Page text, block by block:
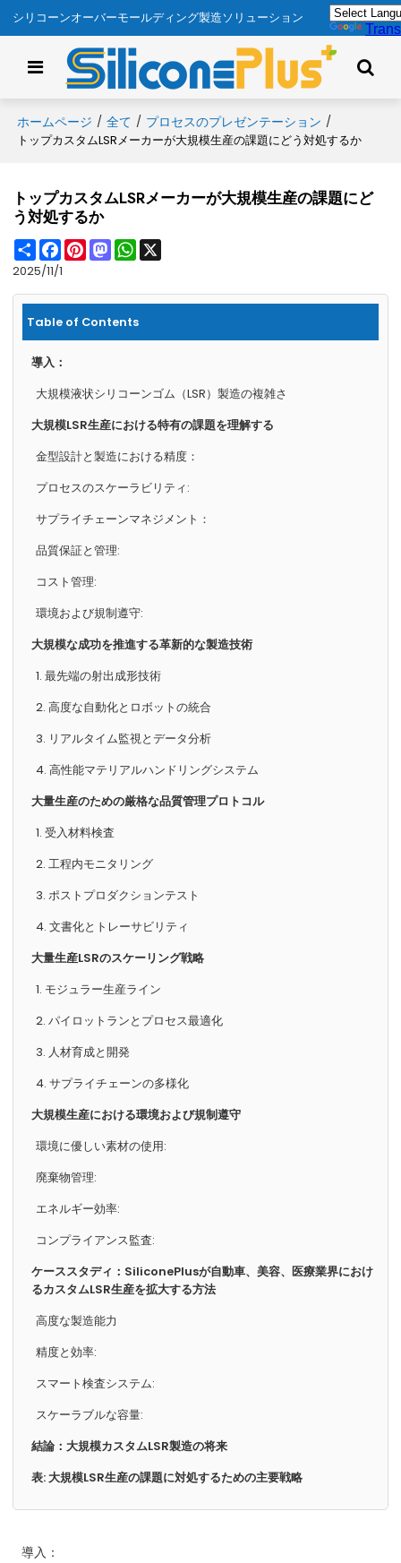
シリコーンオーバーモールディング製造ソリューション
ホームページ / 全て / プロセスのプレゼンテーション /
トップカスタムLSRメーカーが大規模生産の課題にどう対処するか
トップカスタムLSRメーカーが大規模生産の課題にど
う対処するか
ShareFacebook
PinterestMastodonWhatsApp
2025/11/1
Table of Contents
導入：
大規模液状シリコーンゴム（LSR）製造の複雑さ
大規模LSR生産における特有の課題を理解する
金型設計と製造における精度：
プロセスのスケーラビリティ:
サプライチェーンマネジメント：
品質保証と管理:
コスト管理:
環境および規制遵守:
大規模な成功を推進する革新的な製造技術
1. 最先端の射出成形技術
2. 高度な自動化とロボットの統合
3. リアルタイム監視とデータ分析
4. 高性能マテリアルハンドリングシステム
大量生産のための厳格な品質管理プロトコル
1. 受入材料検査
2. 工程内モニタリング
3. ポストプロダクションテスト
4. 文書化とトレーサビリティ
大量生産LSRのスケーリング戦略
1. モジュラー生産ライン
2. パイロットランとプロセス最適化
3. 人材育成と開発
4. サプライチェーンの多様化
大規模生産における環境および規制遵守
環境に優しい素材の使用:
廃棄物管理:
エネルギー効率:
コンプライアンス監査:
ケーススタディ：SiliconePlusが自動車、美容、医療業界におけ
るカスタムLSR生産を拡大する方法
高度な製造能力
精度と効率:
スマート検査システム:
スケーラブルな容量:
結論：大規模カスタムLSR製造の将来
表: 大規模LSR生産の課題に対処するための主要戦略
導入：